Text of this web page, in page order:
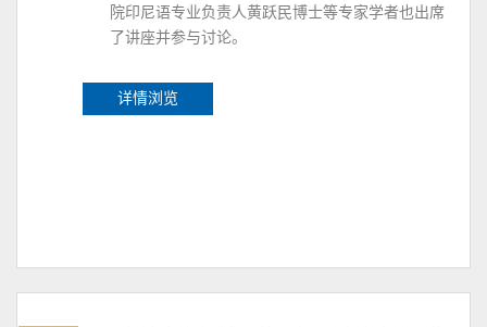
院印尼语专业负责人黄跃民博士等专家学者也出席
了讲座并参与讨论。
详情浏览